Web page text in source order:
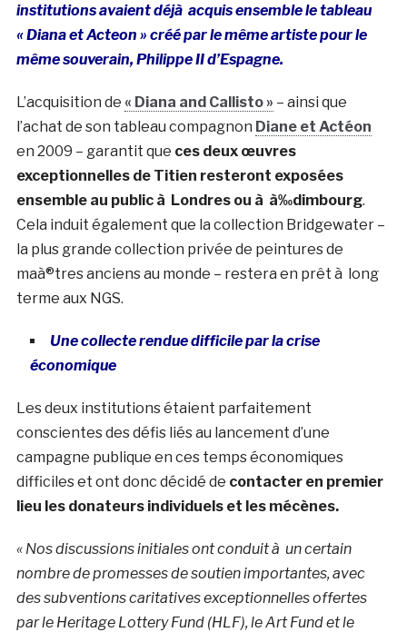
institutions avaient déjà acquis ensemble le tableau
« Diana et Acteon » créé par le même artiste pour le
même souverain, Philippe II d’Espagne.
L’acquisition de « Diana and Callisto » – ainsi que
l’achat de son tableau compagnon Diane et Actéon
en 2009 – garantit que ces deux œuvres
exceptionnelles de Titien resteront exposées
ensemble au public à Londres ou à à‰dimbourg.
Cela induit également que la collection Bridgewater –
la plus grande collection privée de peintures de
maà®tres anciens au monde – restera en prêt à long
terme aux NGS.
Une collecte rendue difficile par la crise
économique
Les deux institutions étaient parfaitement
conscientes des défis liés au lancement d’une
campagne publique en ces temps économiques
difficiles et ont donc décidé de contacter en premier
lieu les donateurs individuels et les mécènes.
« Nos discussions initiales ont conduit à un certain
nombre de promesses de soutien importantes, avec
des subventions caritatives exceptionnelles offertes
par le Heritage Lottery Fund (HLF), le Art Fund et le